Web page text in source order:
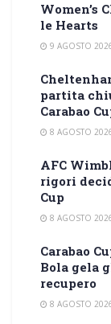
Women’s
le Hearts
9 AGOSTO
partita
Carabao
8 AGOSTO
AFC
rigori
Cup
8 AGOSTO
Carabao
Bola gela
recupero
8 AGOSTO